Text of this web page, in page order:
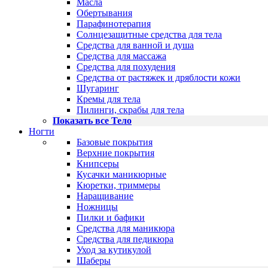
Масла
Обертывания
Парафинотерапия
Солнцезащитные средства для тела
Средства для ванной и душа
Средства для массажа
Средства для похудения
Средства от растяжек и дряблости кожи
Шугаринг
Кремы для тела
Пилинги, скрабы для тела
Показать все Тело
Ногти
Базовые покрытия
Верхние покрытия
Книпсеры
Кусачки маникюрные
Кюретки, триммеры
Наращивание
Ножницы
Пилки и бафики
Средства для маникюра
Средства для педикюра
Уход за кутикулой
Шаберы